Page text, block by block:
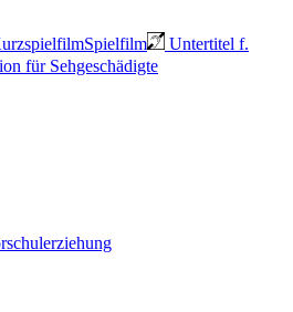
Spielfilm
Untertitel f.
für Sehgeschädigte